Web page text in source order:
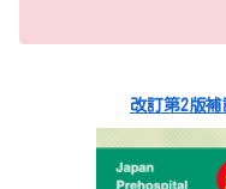
改訂第2版補